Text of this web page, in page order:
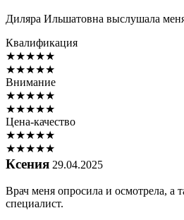
Диляра Ильшатовна выслушала
Квалификация
★★★★★
★★★★★
Внимание
★★★★★
★★★★★
Цена-качество
★★★★★
★★★★★
Ксения 29.04.2025
Врач меня опросила и осмотрела, а
специалист.